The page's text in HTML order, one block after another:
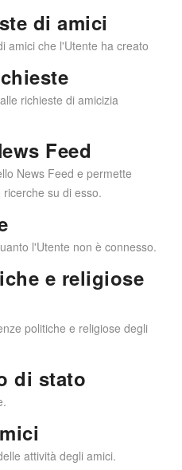
di amici
amici che l'Utente ha creato
richieste di amicizia
Feed
News Feed e permette
su di esso.
l'Utente non è connesso.
e religiose
politiche e religiose degli
di stato
attività degli amici.